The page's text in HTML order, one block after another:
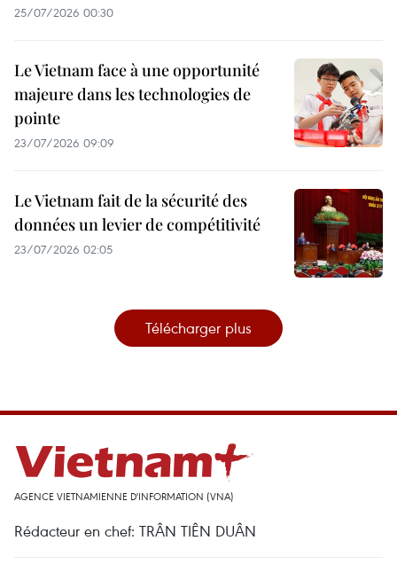
25/07/2026 00:30
Le Vietnam face à une opportunité
majeure dans les technologies de
pointe
23/07/2026 09:09
Le Vietnam fait de la sécurité des
données un levier de compétitivité
23/07/2026 02:05
Télécharger plus
AGENCE VIETNAMIENNE D'INFORMATION (VNA)
Rédacteur en chef: TRÂN TIÊN DUÂN